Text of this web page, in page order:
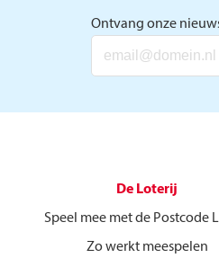
Ontvang onze
De Loterij
Speel mee met de Postcode
Zo werkt meespelen